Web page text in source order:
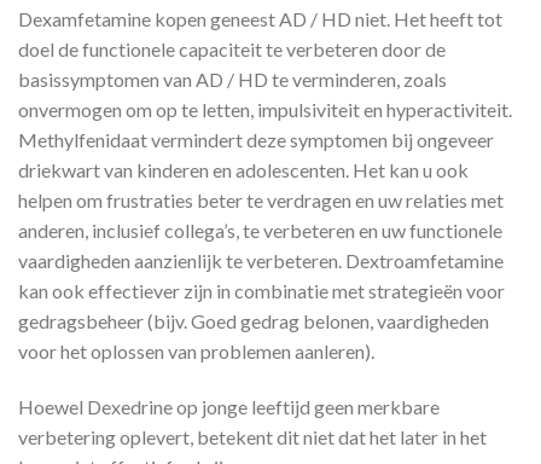
Dexamfetamine kopen geneest AD / HD niet. Het heeft tot
doel de functionele capaciteit te verbeteren door de
basissymptomen van AD / HD te verminderen, zoals
onvermogen om op te letten, impulsiviteit en hyperactiviteit.
Methylfenidaat vermindert deze symptomen bij ongeveer
driekwart van kinderen en adolescenten. Het kan u ook
helpen om frustraties beter te verdragen en uw relaties met
anderen, inclusief collega’s, te verbeteren en uw functionele
vaardigheden aanzienlijk te verbeteren. Dextroamfetamine
kan ook effectiever zijn in combinatie met strategieën voor
gedragsbeheer (bijv. Goed gedrag belonen, vaardigheden
voor het oplossen van problemen aanleren).
Hoewel Dexedrine op jonge leeftijd geen merkbare
verbetering oplevert, betekent dit niet dat het later in het